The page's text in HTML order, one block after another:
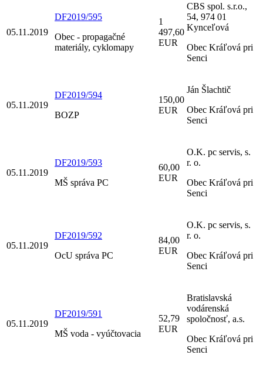
05.11.2019
DF2019/595
Obec - propagačné
materiály, cyklomapy
1
497,60
EUR
CBS spol. s.r.o.,
54, 974 01
Kynceľová
Obec Kráľová pri
Senci
05.11.2019
DF2019/594
BOZP
150,00
EUR
Ján Šlachtič
Obec Kráľová pri
Senci
05.11.2019
DF2019/593
MŠ správa PC
60,00
EUR
O.K. pc servis, s.
r. o.
Obec Kráľová pri
Senci
05.11.2019
DF2019/592
OcU správa PC
84,00
EUR
O.K. pc servis, s.
r. o.
Obec Kráľová pri
Senci
05.11.2019
DF2019/591
MŠ voda - vyúčtovacia
52,79
EUR
Bratislavská
vodárenská
spoločnosť, a.s.
Obec Kráľová pri
Senci